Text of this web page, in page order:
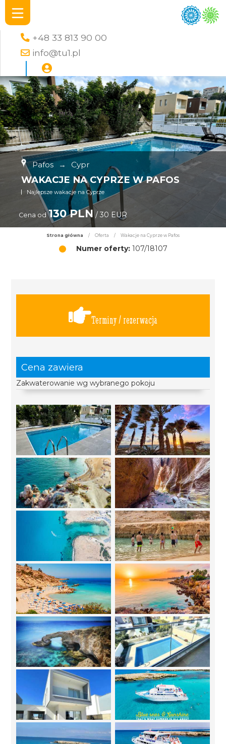
+48 33 813 90 00
info@tu1.pl
Pafos → Cypr
WAKACJE NA CYPRZE W PAFOS
Najlepsze wakacje na Cyprze
Cena od 130 PLN/ 30 EUR
Strona główna / Oferta / Wakacje na Cyprze w Pafos
Numer oferty:107/18107
Terminy / rezerwacja
Cena zawiera
Zakwaterowanie wg wybranego pokoju